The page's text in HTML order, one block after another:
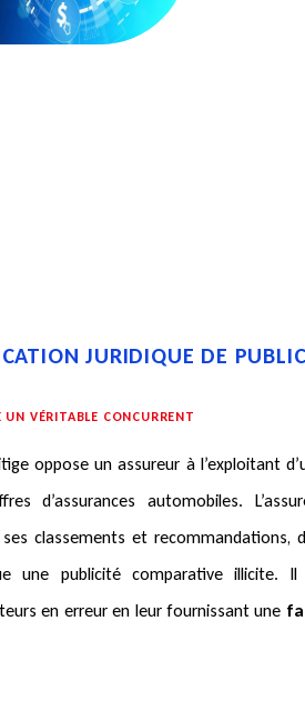
JURIDIQUE DE
VÉRITABLE CONCURRENT
oppose un assureur à l’exploitant
d’assurances automobiles.
classements et recommandations,
une publicité comparative illicite.
en erreur en leur fournissant une